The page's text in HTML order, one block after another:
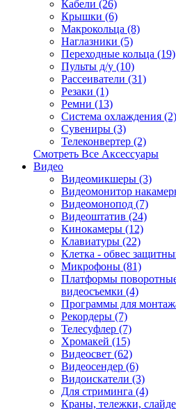
Кабели (26)
Крышки (6)
Макрокольца (8)
Наглазники (5)
Переходные кольца (19)
Пульты д/у (10)
Рассеиватели (31)
Резаки (1)
Ремни (13)
Система охлаждения (2)
Сувениры (3)
Телеконвертер (2)
Смотреть Все Аксессуары
Видео
Видеомикшеры (3)
Видеомонитор
Видеомонопод (7)
Видеоштатив (24)
Кинокамеры (12)
Клавиатуры (22)
Клетка - обвес
Микрофоны (81)
Платформы
видеосъемки (4)
Программы для
Рекордеры (7)
Телесуфлер (7)
Хромакей (15)
Видеосвет (62)
Видеосендер (6)
Видоискатели (3)
Для стриминга (4)
Краны, тележки,